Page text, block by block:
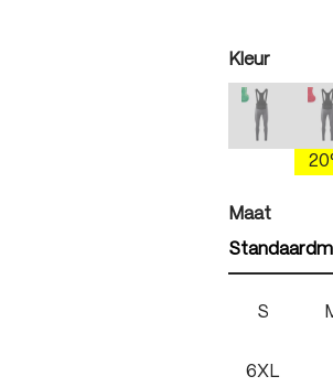
Kleur
mercury
(Deze
Maat
S
6XL